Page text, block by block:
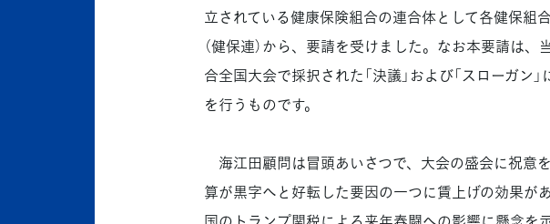
立されている健康保険組合の連合体として各健保組
（健保連）から、要請を受けました。なお本要請は
合全国大会で採択された「決議」および「スローガン
を行うものです。
海江田顧問は冒頭あいさつで、大会の盛会に祝意
算が黒字へと好転した要因の一つに賃上げの効果が